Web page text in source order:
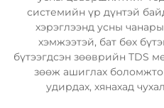
системийн үр дүнтэй
хэрэглээнд усны
хэмжээтэй, бат бөх
бүтээгдсэн зөөврийн TDS
зөөж ашиглах
удирдах, хянахад